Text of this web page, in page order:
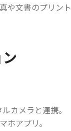
や文書のプリント
カメラと連携。
ホアプリ。